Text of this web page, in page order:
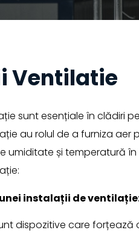
Ventilatie
sunt esențiale în clădiri
au rolul de a furniza
umiditate și temperatură
instalații de
dispozitive care forțează